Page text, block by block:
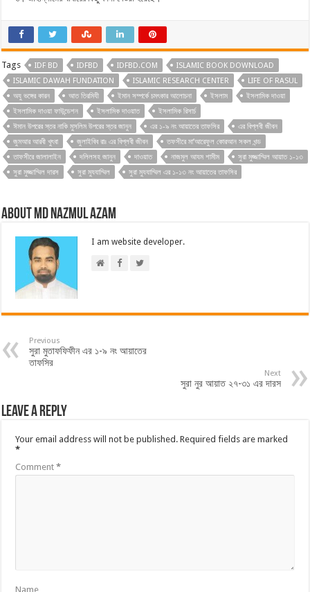
Tags IDF BD IDFBD IDFBD.COM
ISLAMIC BOOK DOWNLOAD
ISLAMIC DAWAH FUNDATION
ISLAMIC RESEARCH CENTER
LIFE OF RASUL
অযু ভঙ্গের কারন
আত তিরমিযী ইমান সম্পর্কে চমৎকার আলোচনা ইসলাম
ইসলামিক দাওয়া
ইসলামিক দাওয়া ফাউন্ডেশন
ইসলামিক দাওয়াত
ইসলামিক রিসার্চ
ঈমান উপরের স্তর নাকি মুসলিম উপরের স্তর জানুন
এর ১-৯ নং আয়াতের তাফসির
এর বিপ্লবী জীবন
জুমআর আরবী খুৎবা
জুলাইবিব রাঃ এর বিপ্লবী জীবন
তফসীরে মা’আরেফুল কোরআন সকল খন্ড
তাফসীরে জালালাইন
দলিলসহ জানুন দাওয়াত নাজমুল আযম শামীম
সুরা মুজ্জাম্মিল আয়াত ১-১৩
সুরা মুজ্জাম্মিল দারস
সুরা মুযযাম্মিল সুরা মুযযাম্মিল এর ১-১৩ নং আয়াতের তাফসির
About Md Nazmul Azam
I am website developer.
Previous
সুরা মুতাফফিফীন এর ১-৯ নং আয়াতের
তাফসির
Next
সুরা নুর আয়াত ২৭-৩১ এর দারস
Leave a Reply
Your email address will not be published. Required fields are marked
*
Comment*
Name